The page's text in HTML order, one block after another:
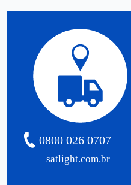
satlight.com.br
0800 026 0707